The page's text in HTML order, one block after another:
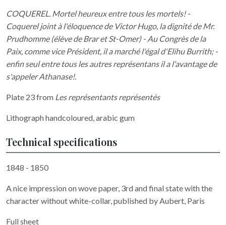
COQUEREL. Mortel heureux entre tous les mortels! -
Coquerel joint à l'éloquence de Victor Hugo, la dignité de Mr.
Prudhomme (élève de Brar et St-Omer) - Au Congrès de la
Paix, comme vice Président, il a marché l'égal d'Elihu Burrith; -
enfin seul entre tous les autres représentans il a l'avantage de
s'appeler Athanase!.
Plate 23 from Les représentants représentés
Lithograph handcoloured, arabic gum
Technical specifications
1848 - 1850
A nice impression on wove paper, 3rd and final state with the
character without white-collar, published by Aubert, Paris
Full sheet